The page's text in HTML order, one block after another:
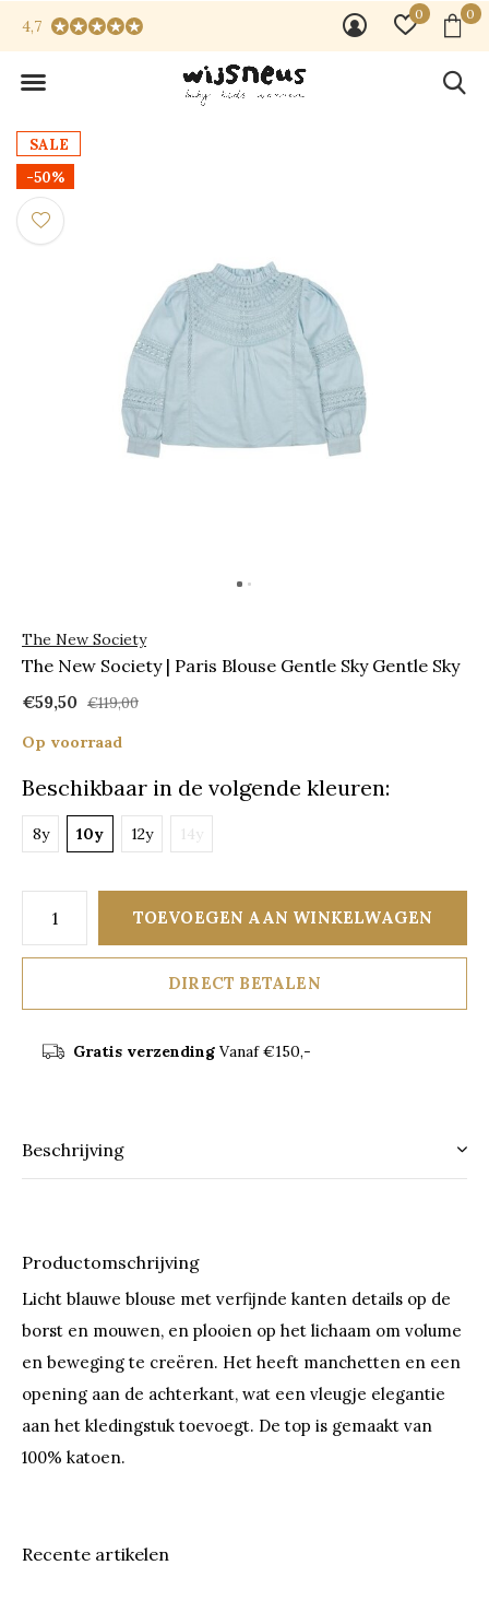
0 0
4,7
SALE
-50%
The New Society
The New Society | Paris Blouse Gentle Sky Gentle Sky
€59,50 €119,00
Op voorraad
Beschikbaar in de volgende kleuren:
8y 10y 12y 14y
TOEVOEGEN AAN WINKELWAGEN
DIRECT BETALEN
Gratis verzendingVanaf €150,-
Beschrijving
Productomschrijving
Licht blauwe blouse met verfijnde kanten details op de
borst en mouwen, en plooien op het lichaam om volume
en beweging te creëren. Het heeft manchetten en een
opening aan de achterkant, wat een vleugje elegantie
aan het kledingstuk toevoegt. De top is gemaakt van
100% katoen.
Recente artikelen